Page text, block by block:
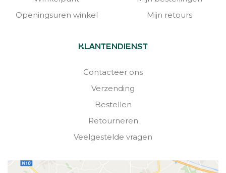
Openingsuren winkel
Mijn retours
KLANTENDIENST
Contacteer ons
Verzending
Bestellen
Retourneren
Veelgestelde vragen